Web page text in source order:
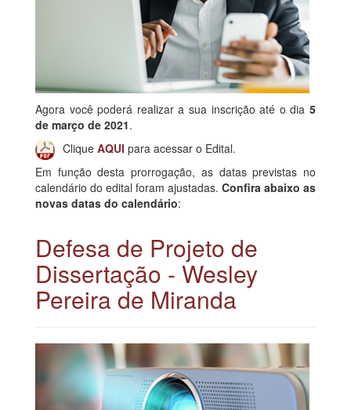
Agora você poderá realizar a sua inscrição até o dia 5
de março de 2021.
Clique AQUI para acessar o Edital.
Em função desta prorrogação, as datas previstas no
calendário do edital foram ajustadas. Confira abaixo as
novas datas do calendário:
Defesa de Projeto de
Dissertação - Wesley
Pereira de Miranda